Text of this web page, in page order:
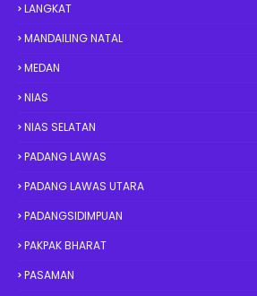
LANGKAT
MANDAILING NATAL
MEDAN
NIAS
NIAS SELATAN
PADANG LAWAS
PADANG LAWAS UTARA
PADANGSIDIMPUAN
PAKPAK BHARAT
PASAMAN